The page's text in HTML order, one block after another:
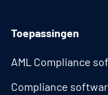
Toepassingen
AML Compliance
Compliance